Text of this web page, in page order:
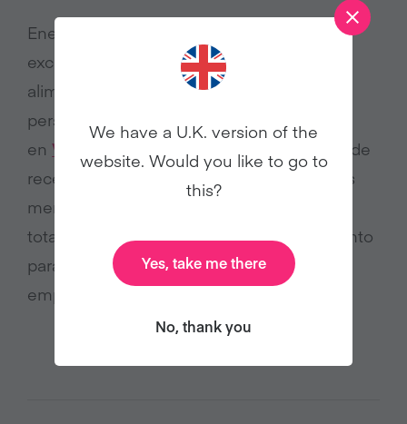
Enero Vegano de Veganuary es una
excelente alternativa para probar la
alimentación vegana por un mes. Las
personas pueden inscribirse
en Veganuary.com
para obtener decenas de
recetas, los libros de cocina digitales antes
mencionados y planes de comida,
totalmente gratis, que podrán ser útiles tanto
para las fiestas de fin de año, como para
empezar el año 2026 de forma saludable.
We have a U.K. version of the
website. Would you like to go to
this?
Yes, take me there
No, thank you